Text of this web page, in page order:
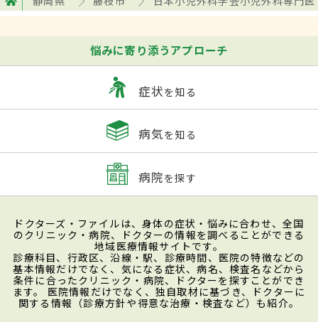
悩みに寄り添うアプローチ
症状を知る
病気を知る
病院を探す
ドクターズ・ファイルは、身体の症状・悩みに合わせ、全国
のクリニック・病院、ドクターの情報を調べることができる
地域医療情報サイトです。
診療科目、行政区、沿線・駅、診療時間、医院の特徴などの
基本情報だけでなく、気になる症状、病名、検査名などから
条件に合ったクリニック・病院、ドクターを探すことができ
ます。 医院情報だけでなく、独自取材に基づき、ドクターに
関する情報（診療方針や得意な治療・検査など）も紹介。